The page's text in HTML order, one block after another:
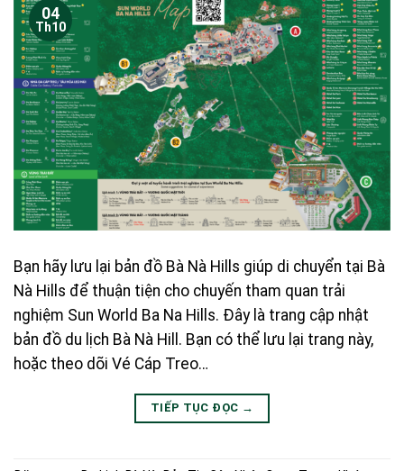
04
Th10
Bạn hãy lưu lại bản đồ Bà Nà Hills giúp di chuyển tại Bà
Nà Hills để thuận tiện cho chuyến tham quan trải
nghiệm Sun World Ba Na Hills. Đây là trang cập nhật
bản đồ du lịch Bà Nà Hill. Bạn có thể lưu lại trang này,
hoặc theo dõi Vé Cáp Treo…
TIẾP TỤC ĐỌC →